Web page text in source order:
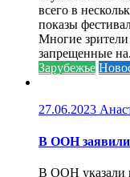
всего в
показы
Многие
запрещенные
Зарубежье
27.06.2023
В ООН заявили
В ООН указали